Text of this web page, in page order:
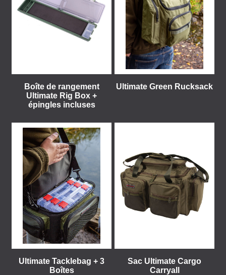
Boîte de rangement
Ultimate Rig Box +
épingles incluses
Ultimate Green Rucksack
Ultimate Tacklebag + 3
Boîtes
Sac Ultimate Cargo
Carryall